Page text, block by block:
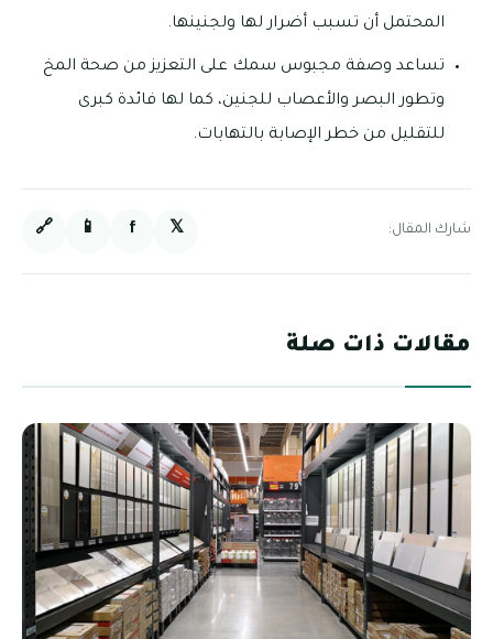
المحتمل أن تسبب أضرار لها ولجنينها.
تساعد وصفة مجبوس سمك على التعزيز من صحة المخ
وتطور البصر والأعصاب للجنين، كما لها فائدة كبرى
للتقليل من خطر الإصابة بالتهابات.
شارك المقال: 𝕏
f
📱
🔗
مقالات ذات صلة